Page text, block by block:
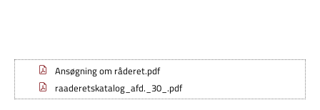
Ansøgning om råderet.pdf
raaderetskatalog_afd._30_.pdf